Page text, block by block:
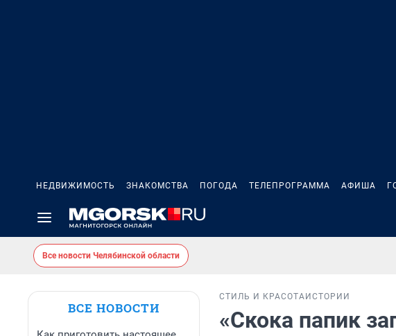
НЕДВИЖИМОСТЬ ЗНАКОМСТВА ПОГОДА ТЕЛЕПРОГРАММА АФИША
Все новости Челябинской области
ВСЕ НОВОСТИ
СТИЛЬ И КРАСОТА ИСТОРИИ
«Скока папик